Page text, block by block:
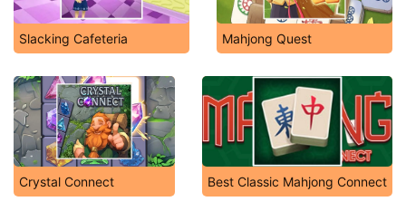
Slacking Cafeteria Mahjong Quest
Crystal Connect Best Classic Mahjong Connect